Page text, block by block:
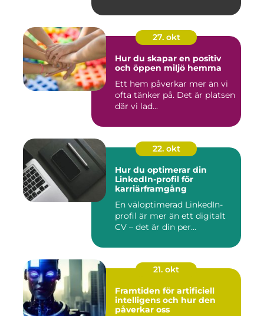
27. okt
Hur du skapar en positiv
och öppen miljö hemma
Ett hem påverkar mer än vi
ofta tänker på. Det är platsen
där vi lad...
22. okt
Hur du optimerar din
LinkedIn-profil för
karriärframgång
En väloptimerad LinkedIn-
profil är mer än ett digitalt
CV – det är din per...
21. okt
Framtiden för artificiell
intelligens och hur den
påverkar oss